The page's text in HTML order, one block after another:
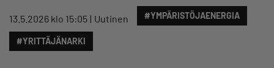
13.5.2026 klo 15:05 Uutinen #YMPÄRISTÖJAENERGIA
#YRITTÄJÄNARKI